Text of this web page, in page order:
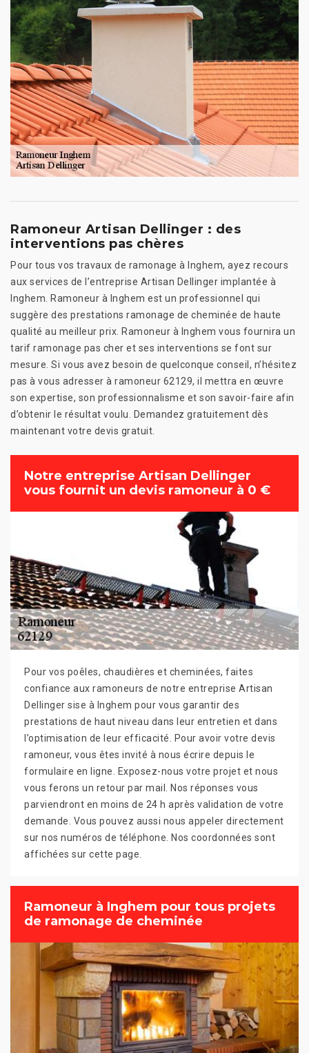
Ramoneur Artisan Dellinger : des
interventions pas chères
Pour tous vos travaux de ramonage à Inghem, ayez recours
aux services de l’entreprise Artisan Dellinger implantée à
Inghem. Ramoneur à Inghem est un professionnel qui
suggère des prestations ramonage de cheminée de haute
qualité au meilleur prix. Ramoneur à Inghem vous fournira un
tarif ramonage pas cher et ses interventions se font sur
mesure. Si vous avez besoin de quelconque conseil, n’hésitez
pas à vous adresser à ramoneur 62129, il mettra en œuvre
son expertise, son professionnalisme et son savoir-faire afin
d’obtenir le résultat voulu. Demandez gratuitement dès
maintenant votre devis gratuit.
Notre entreprise Artisan Dellinger
vous fournit un devis ramoneur à 0 €
Pour vos poêles, chaudières et cheminées, faites
confiance aux ramoneurs de notre entreprise Artisan
Dellinger sise à Inghem pour vous garantir des
prestations de haut niveau dans leur entretien et dans
l’optimisation de leur efficacité. Pour avoir votre devis
ramoneur, vous êtes invité à nous écrire depuis le
formulaire en ligne. Exposez-nous votre projet et nous
vous ferons un retour par mail. Nos réponses vous
parviendront en moins de 24 h après validation de votre
demande. Vous pouvez aussi nous appeler directement
sur nos numéros de téléphone. Nos coordonnées sont
affichées sur cette page.
Ramoneur à Inghem pour tous projets
de ramonage de cheminée